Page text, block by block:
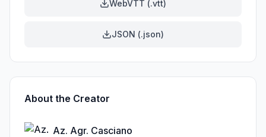
WebVTT (.vtt)
JSON (.json)
About the Creator
Az. Agr. Casciano